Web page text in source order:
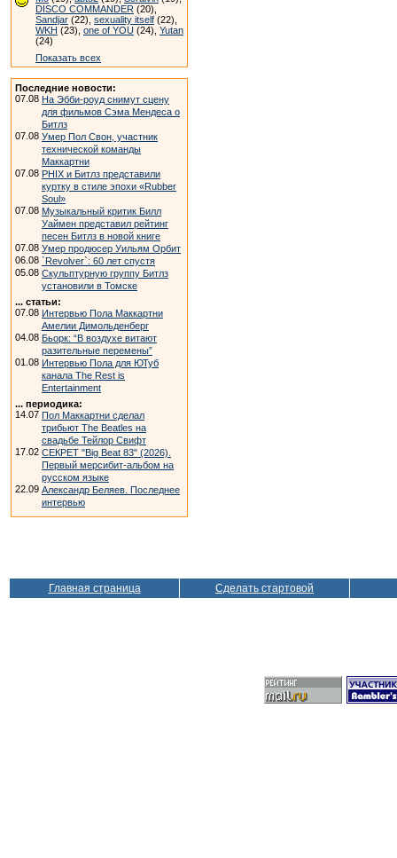
DISCO COMMANDER (20),
Sandjar (22), sexuality itself (22),
WKH (23), one of YOU (24), Yutan
(24)
Показать всех
Последние новости:
07.08 На Эбби-роуд снимут сцену
для фильмов Сэма Мендеса о
Битлз
07.08 Умер Пол Свон, участник
технической команды
Маккартни
07.08 PHIX и Битлз представили
куртку в стиле эпохи «Rubber
Soul»
07.08 Музыкальный критик Билл
Уаймен представил рейтинг
песен Битлз в новой книге
07.08 Умер продюсер Уильям Орбит
06.08 `Revolver`: 60 лет спустя
05.08 Скульптурную группу Битлз
установили в Томске
... статьи:
07.08 Интервью Пола Маккартни
Амелии Димольденберг
04.08 Бьорк: “В воздухе витают
разительные перемены”
01.08 Интервью Пола для ЮТуб
канала The Rest is
Entertainment
... периодика:
14.07 Пол Маккартни сделал
трибьют The Beatles на
свадьбе Тейлор Свифт
17.02 СЕКРЕТ "Big Beat 83" (2026).
Первый мерсибит-альбом на
русском языке
22.09 Александр Беляев. Последнее
интервью
Главная страница Сделать стартовой